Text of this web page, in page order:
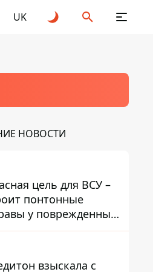
UK
НОВОСТИ
цель для ВСУ –
понтонные
у поврежденных
на ТОТ
взыскала с